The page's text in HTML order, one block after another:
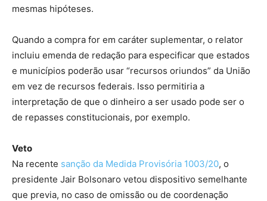
mesmas hipóteses.
Quando a compra for em caráter suplementar, o relator
incluiu emenda de redação para especificar que estados
e municípios poderão usar “recursos oriundos” da União
em vez de recursos federais. Isso permitiria a
interpretação de que o dinheiro a ser usado pode ser o
de repasses constitucionais, por exemplo.
Veto
Na recente sanção da Medida Provisória 1003/20, o
presidente Jair Bolsonaro vetou dispositivo semelhante
que previa, no caso de omissão ou de coordenação